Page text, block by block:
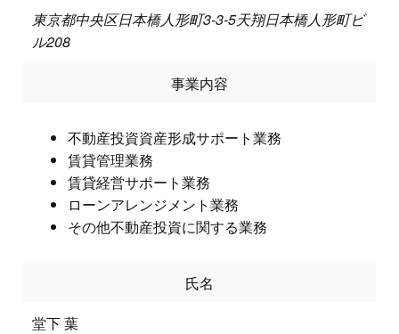
東京都中央区日本橋人形町3-3-5天翔日本橋人形町ビ
ル208
事業内容
不動産投資資産形成サポート業務
賃貸管理業務
賃貸経営サポート業務
ローンアレンジメント業務
その他不動産投資に関する業務
氏名
堂下 葉